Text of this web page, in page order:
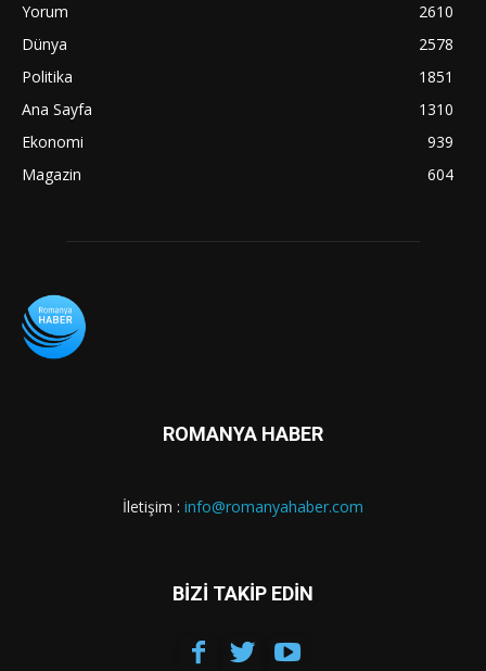
Yorum
2610
Dünya
2578
Politika
1851
Ana Sayfa
1310
Ekonomi
939
Magazin
604
ROMANYA HABER
İletişim : info@romanyahaber.com
BİZİ TAKİP EDİN